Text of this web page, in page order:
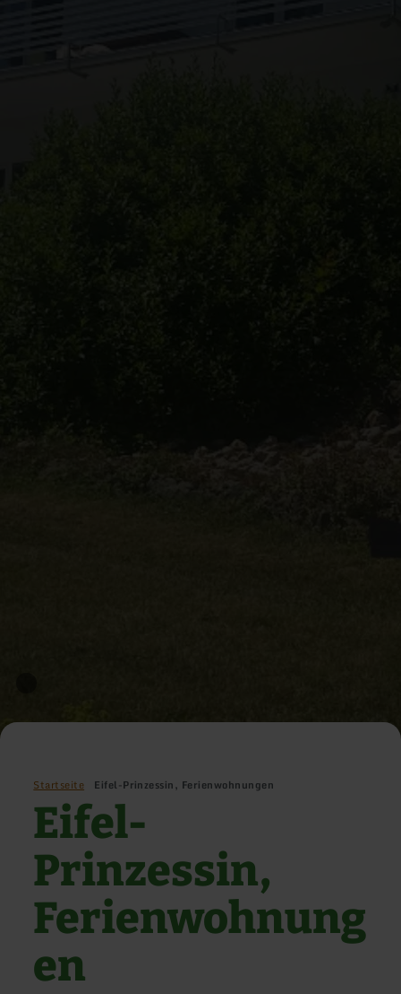
Startseite Eifel-Prinzessin, Ferienwohnungen
Eifel-
Prinzessin,
Ferienwohnung
en